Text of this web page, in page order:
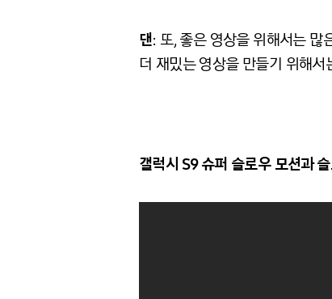
댄: 또, 좋은 영상을 위해서는 많
더 재밌는 영상을 만들기 위해
갤럭시 S9슈퍼 슬로우 모션과